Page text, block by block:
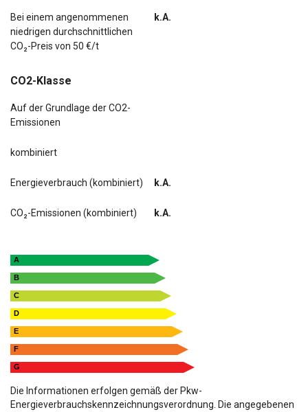
Bei einem angenommenen
niedrigen durchschnittlichen
CO₂-Preis von 50 €/t
k.A.
CO2-Klasse
Auf der Grundlage der CO2-
Emissionen
kombiniert
Energieverbrauch (kombiniert) k.A.
CO₂-Emissionen (kombiniert) k.A.
A
B
C
D
E
F
G
Die Informationen erfolgen gemäß der Pkw-
Energieverbrauchskennzeichnungsverordnung. Die angegebenen